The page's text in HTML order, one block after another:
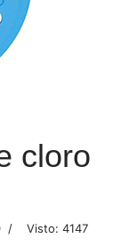
cloro
Visto: 4147